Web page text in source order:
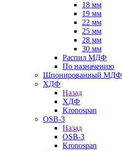
18 мм
19 мм
22 мм
25 мм
28 мм
30 мм
Распил МДФ
По назначению
Шпонированный МДФ
ХДФ
Назад
ХДФ
Kronospan
OSB-3
Назад
OSB-3
Kronospan